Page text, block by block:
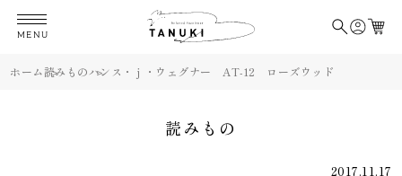
MENU
ホーム読みものハンス・ｊ・ウェグナー AT-12 ローズウッド
読みもの
2017.11.17